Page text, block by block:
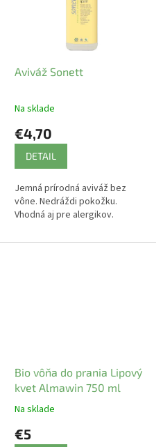
Aviváž Sonett
Na sklade
€4,70
DETAIL
Jemná prírodná aviváž bez
vône. Nedráždi pokožku.
Vhodná aj pre alergikov.
Bio vôňa do prania Lipový
kvet Almawin 750 ml
Na sklade
€5